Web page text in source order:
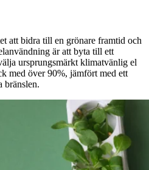
att bidra till en grönare framtid och
är att byta till ett
ursprungsmärkt klimatvänlig el
med över 90%, jämfört med ett
bränslen.